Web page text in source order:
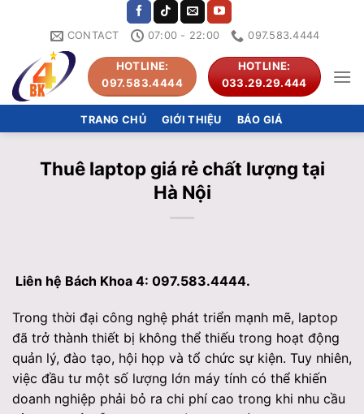
CONTACT 07:00 - 22:00 097.583.4444
HOTLINE:
097.583.4444
HOTLINE:
033.29.29.444
TRANG CHỦ GIỚI THIỆU BÁO GIÁ
Thuê laptop giá rẻ chất lượng tại
Hà Nội
Liên hệ Bách Khoa 4: 097.583.4444.
Trong thời đại công nghệ phát triển mạnh mẽ, laptop
đã trở thành thiết bị không thể thiếu trong hoạt động
quản lý, đào tạo, hội họp và tổ chức sự kiện. Tuy nhiên,
việc đầu tư một số lượng lớn máy tính có thể khiến
doanh nghiệp phải bỏ ra chi phí cao trong khi nhu cầu